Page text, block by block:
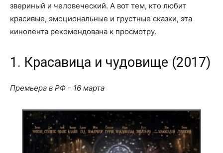
звериный и человеческий. А вот тем, кто любит
красивые, эмоциональные и грустные сказки, эта
кинолента рекомендована к просмотру.
1. Красавица и чудовище (2017)
Премьера в РФ - 16 марта